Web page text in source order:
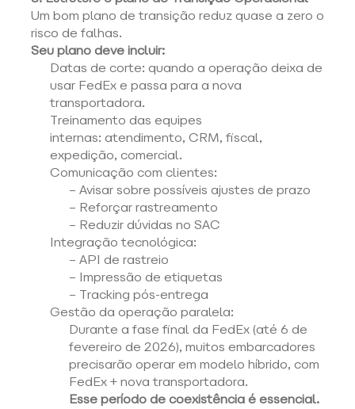
Um bom plano de transição reduz quase a zero o
risco de falhas.
Seu plano deve incluir:
Datas de corte: quando a operação deixa de
usar FedEx e passa para a nova
transportadora.
Treinamento das equipes
internas: atendimento, CRM, fiscal,
expedição, comercial.
Comunicação com clientes:
– Avisar sobre possíveis ajustes de prazo
– Reforçar rastreamento
– Reduzir dúvidas no SAC
Integração tecnológica:
– API de rastreio
– Impressão de etiquetas
– Tracking pós-entrega
Gestão da operação paralela:
Durante a fase final da FedEx (até 6 de
fevereiro de 2026), muitos embarcadores
precisarão operar em modelo híbrido, com
FedEx + nova transportadora.
Esse período de coexistência é essencial.